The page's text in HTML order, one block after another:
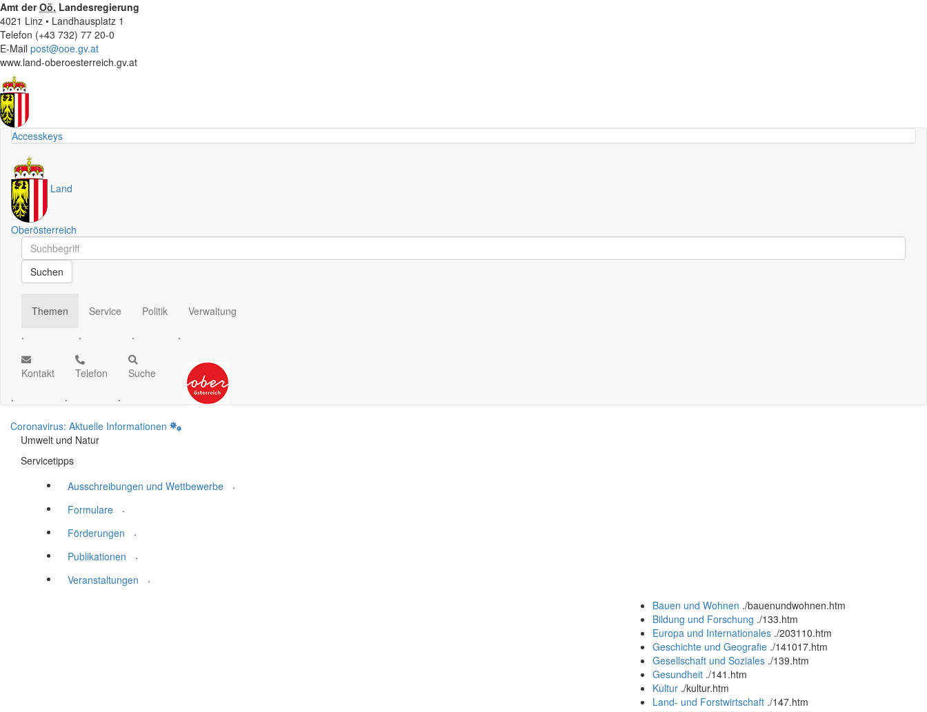
Amt derOö. Landesregierung
4021 Linz • Landhausplatz 1
Telefon (+43 732) 77 20-0
E-Mail post@ooe.gv.at
www.land-oberoesterreich.gv.at
Accesskeys
Land
Oberösterreich
Schnellsuche
Schnellsuche
Suchen
Themen
.
Service
.
Politik
.
Verwaltung
.
Kontakt
.
Telefon
.
Suche
.
Coronavirus: Aktuelle Informationen
Umwelt und Natur
Servicetipps
Ausschreibungen und Wettbewerbe
.
Formulare
.
Förderungen
.
Publikationen
.
Veranstaltungen
.
Bauen und Wohnen ./bauenundwohnen.htm
Bildung und Forschung ./133.htm
Europa und Internationales ./203110.htm
Geschichte und Geografie ./141017.htm
Gesellschaft und Soziales ./139.htm
Gesundheit ./141.htm
Kultur ./kultur.htm
Land- und Forstwirtschaft ./147.htm